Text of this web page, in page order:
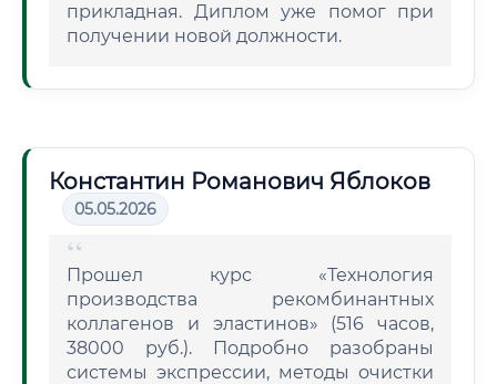
прикладная. Диплом уже помог при
получении новой должности.
Константин Романович Яблоков
05.05.2026
Прошел курс «Технология
производства рекомбинантных
коллагенов и эластинов» (516 часов,
38000 руб.). Подробно разобраны
системы экспрессии, методы очистки